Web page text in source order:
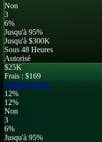
Non
3
6%
Jusqu'à 95%
Jusqu'à $300K
Sous 48 Heures
Autorisé
$25K
Frais : $169
Choisir le Plan
12%
12%
Non
3
6%
Jusqu'à 95%